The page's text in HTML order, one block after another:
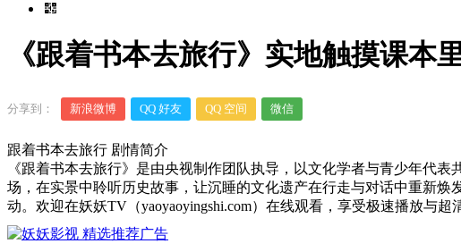
《跟着书本去旅行》实地触摸课
分享到： 新浪微博 QQ 好友 QQ 空间 微信
跟着书本去旅行 剧情简介
《跟着书本去旅行》是由央视制作团队执导，以文化学者与青少年代
场，在实景中聆听历史故事，让沉睡的文化遗产在行走与对话中重新
动。欢迎在妖妖TV（yaoyaoyingshi.com）在线观看，享受极速播放与超